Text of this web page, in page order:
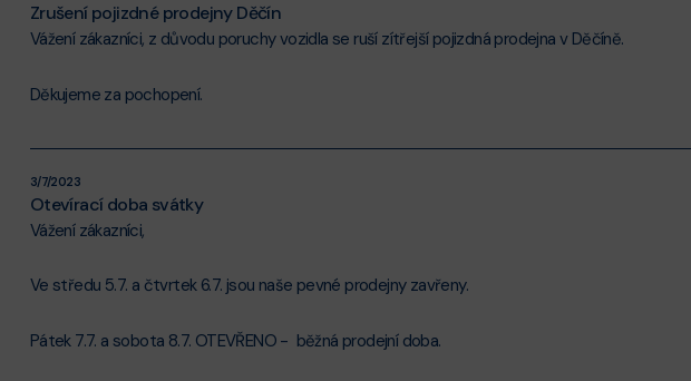
Zrušení pojizdné prodejny Děčín
Vážení zákazníci, z důvodu poruchy vozidla se ruší zítřejší pojizdná prodejna v Děčíně.
Děkujeme za pochopení.
3/7/2023
Otevírací doba svátky
Vážení zákazníci,
Ve středu 5.7. a čtvrtek 6.7. jsou naše pevné prodejny zavřeny.
Pátek 7.7. a sobota 8.7. OTEVŘENO - běžná prodejní doba.